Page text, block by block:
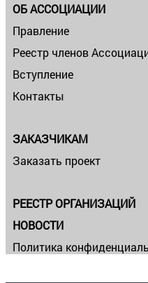
ОБ АССОЦИАЦИИ
Правление
Реестр членов
Вступление
Контакты
ЗАКАЗЧИКАМ
Заказать проект
РЕЕСТР ОРГАНИЗАЦИЙ
НОВОСТИ
Политика